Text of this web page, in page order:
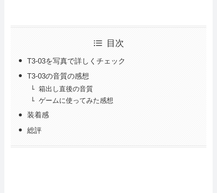
目次
T3-03を写真で詳しくチェック
T3-03の音質の感想
箱出し直後の音質
ゲームに使ってみた感想
装着感
総評